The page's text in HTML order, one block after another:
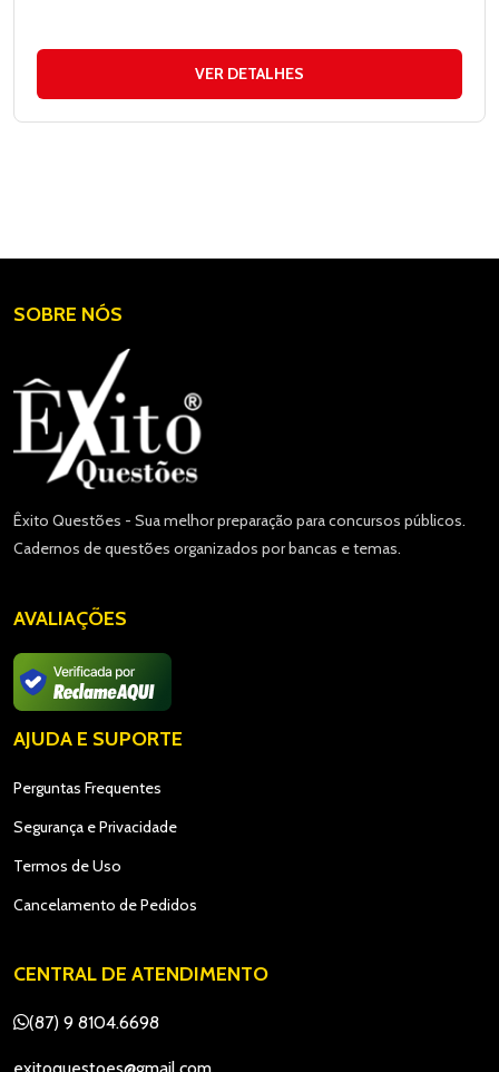
VER DETALHES
SOBRE NÓS
Êxito Questões - Sua melhor preparação para concursos públicos.
Cadernos de questões organizados por bancas e temas.
AVALIAÇÕES
AJUDA E SUPORTE
Perguntas Frequentes
Segurança e Privacidade
Termos de Uso
Cancelamento de Pedidos
CENTRAL DE ATENDIMENTO
(87) 9 8104.6698